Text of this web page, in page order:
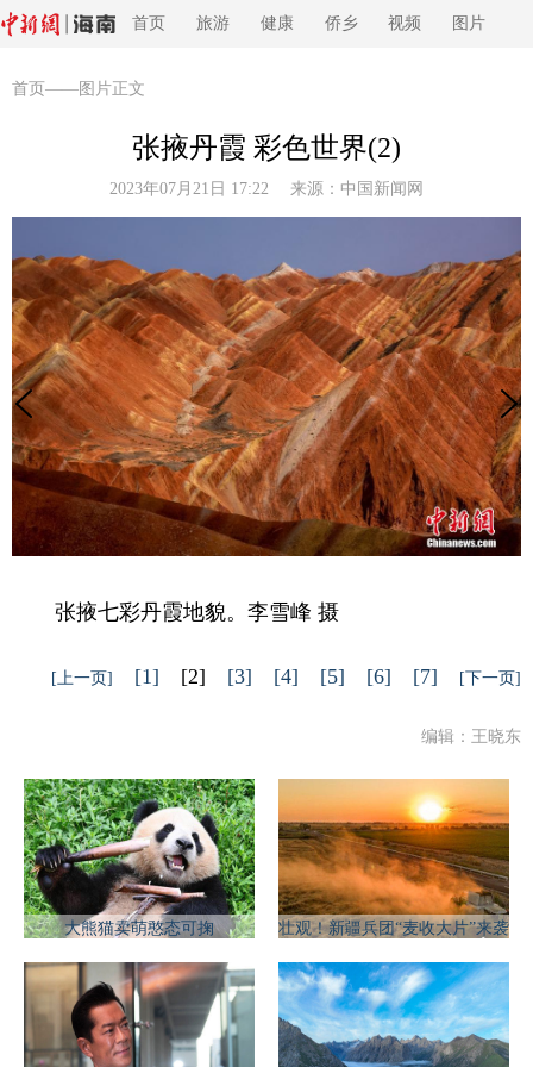
首页 旅游 健康 侨乡 视频 图片
首页 ——图片正文
张掖丹霞 彩色世界(2)
2023年07月21日 17:22 来源： 中国新闻网
张掖七彩丹霞地貌。李雪峰 摄
[上一页] [1] [2] [3] [4] [5] [6] [7] [下一页]
编辑：王晓东
大熊猫卖萌憨态可掬 壮观！新疆兵团“麦收大片”来袭